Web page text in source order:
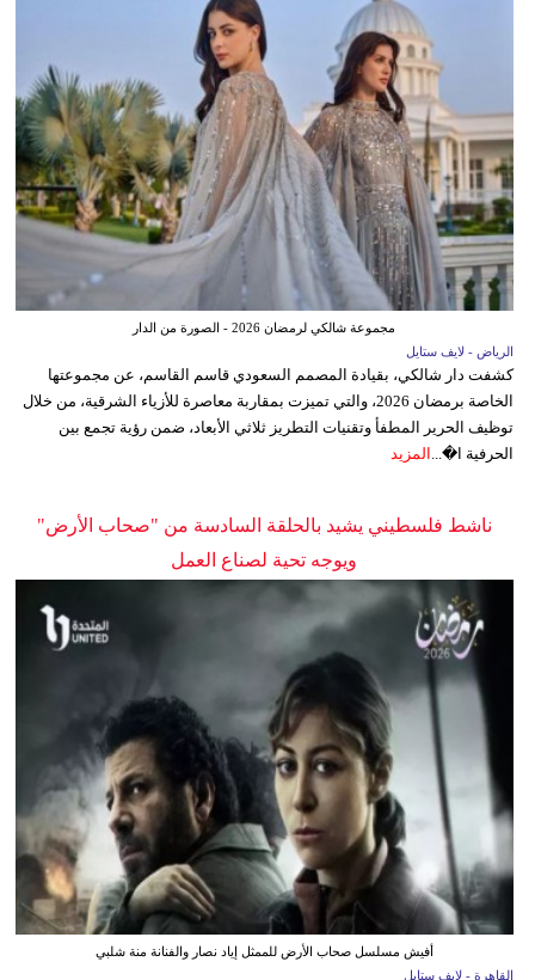
مجموعة شالكي لرمضان 2026 - الصورة من الدار
الرياض - لايف ستايل
كشفت دار شالكي، بقيادة المصمم السعودي قاسم القاسم، عن مجموعتها
الخاصة برمضان 2026، والتي تميزت بمقاربة معاصرة للأزياء الشرقية، من خلال
توظيف الحرير المطفأ وتقنيات التطريز ثلاثي الأبعاد، ضمن رؤية تجمع بين
الحرفية ا�... المزيد
ناشط فلسطيني يشيد بالحلقة السادسة من "صحاب الأرض"
ويوجه تحية لصناع العمل
أفيش مسلسل صحاب الأرض للممثل إياد نصار والفنانة منة شلبي
القاهرة - لايف ستايل